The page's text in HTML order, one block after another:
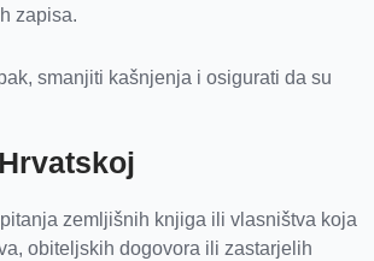
zapisa.
smanjiti kašnjenja i osigurati da su
zemljišnih knjiga ili vlasništva koja
obiteljskih dogovora ili zastarjelih